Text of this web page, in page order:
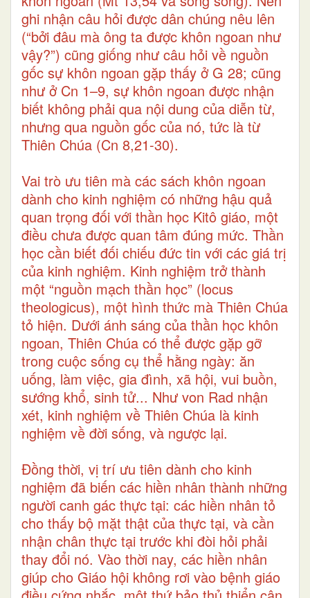
ghi nhận câu hỏi được dân chúng nêu lên
(“bởi đâu mà ông ta được khôn ngoan như
vậy?”) cũng giống như câu hỏi về nguồn
gốc sự khôn ngoan gặp thấy ở G 28; cũng
như ở Cn 1–9, sự khôn ngoan được nhận
biết không phải qua nội dung của diễn từ,
nhưng qua nguồn gốc của nó, tức là từ
Thiên Chúa (Cn 8,21-30).
Vai trò ưu tiên mà các sách khôn ngoan
dành cho kinh nghiệm có những hậu quả
quan trọng đối với thần học Kitô giáo, một
điều chưa được quan tâm đúng mức. Thần
học cần biết đối chiếu đức tin với các giá trị
của kinh nghiệm. Kinh nghiệm trở thành
một “nguồn mạch thần học” (locus
theologicus), một hình thức mà Thiên Chúa
tỏ hiện. Dưới ánh sáng của thần học khôn
ngoan, Thiên Chúa có thể được gặp gỡ
trong cuộc sống cụ thể hằng ngày: ăn
uống, làm việc, gia đình, xã hội, vui buồn,
sướng khổ, sinh tử... Như von Rad nhận
xét, kinh nghiệm về Thiên Chúa là kinh
nghiệm về đời sống, và ngược lại.
Đồng thời, vị trí ưu tiên dành cho kinh
nghiệm đã biến các hiền nhân thành những
người canh gác thực tại: các hiền nhân tỏ
cho thấy bộ mặt thật của thực tại, và cần
nhận chân thực tại trước khi đòi hỏi phải
thay đổi nó. Vào thời nay, các hiền nhân
giúp cho Giáo hội không rơi vào bệnh giáo